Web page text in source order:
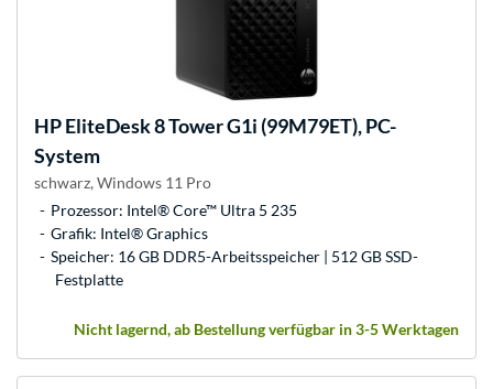
HPEliteDesk 8 Tower G1i (99M79ET), PC-
System
schwarz, Windows 11 Pro
Prozessor: Intel® Core™ Ultra 5 235
Grafik: Intel® Graphics
Speicher: 16 GB DDR5-Arbeitsspeicher | 512 GB SSD-
Festplatte
Nicht lagernd, ab Bestellung verfügbar in 3-5 Werktagen